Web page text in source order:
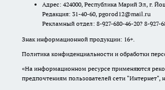
Адрес: 424000, Республика Марий Эл, г.
Редакция: 31-40-60, pgorod12@mail.ru
Рекламный отдел: 8-927-680-46-20? 8-927-
Знак информационной продукции: 16+.
Политика конфиденциальности и обработки
«На информационном ресурсе применяются
предпочтениям пользователей сети